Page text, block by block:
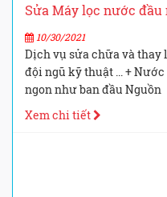
Sửa Máy lọc nước đầu
10/30/2021
Dịch vụ sửa chữa và thay
đội ngũ kỹ thuật ... +
ngon như ban đầu Nguồn
Xem chi tiết